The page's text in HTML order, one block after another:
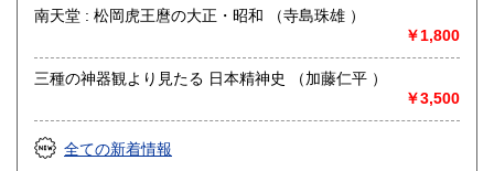
ご蔵書の出張買い取りいたします。
取り扱い分野
哲学宗教、歴史、社会科学、自然科学、古書一般（その他）
南天堂 : 松岡虎王麿の大正・昭和 （寺島珠雄 ）
￥1,800
三種の神器観より見たる 日本精神史 （加藤仁平 ）
￥3,500
全ての新着情報